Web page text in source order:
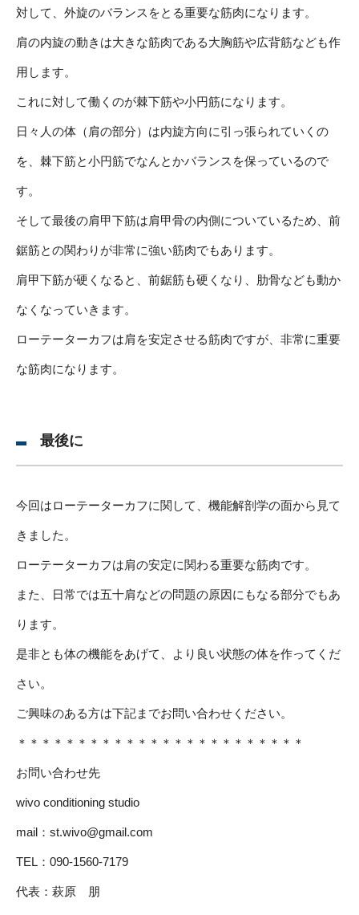
対して、外旋のバランスをとる重要な筋肉になります。
肩の内旋の動きは大きな筋肉である大胸筋や広背筋なども作
用します。
これに対して働くのが棘下筋や小円筋になります。
日々人の体（肩の部分）は内旋方向に引っ張られていくの
を、棘下筋と小円筋でなんとかバランスを保っているので
す。
そして最後の肩甲下筋は肩甲骨の内側についているため、前
鋸筋との関わりが非常に強い筋肉でもあります。
肩甲下筋が硬くなると、前鋸筋も硬くなり、肋骨なども動か
なくなっていきます。
ローテーターカフは肩を安定させる筋肉ですが、非常に重要
な筋肉になります。
最後に
今回はローテーターカフに関して、機能解剖学の面から見て
きました。
ローテーターカフは肩の安定に関わる重要な筋肉です。
また、日常では五十肩などの問題の原因にもなる部分でもあ
ります。
是非とも体の機能をあげて、より良い状態の体を作ってくだ
さい。
ご興味のある方は下記までお問い合わせください。
＊＊＊＊＊＊＊＊＊＊＊＊＊＊＊＊＊＊＊＊＊＊＊＊
お問い合わせ先
wivo conditioning studio
mail： st.wivo@gmail.com
TEL：090-1560-7179
代表：萩原 朋